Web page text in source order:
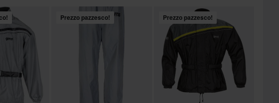
Prezzo pazzesco! Prezzo pazzesco!